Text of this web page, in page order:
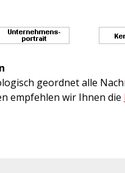
geordnet alle
empfehlen wir Ihnen die